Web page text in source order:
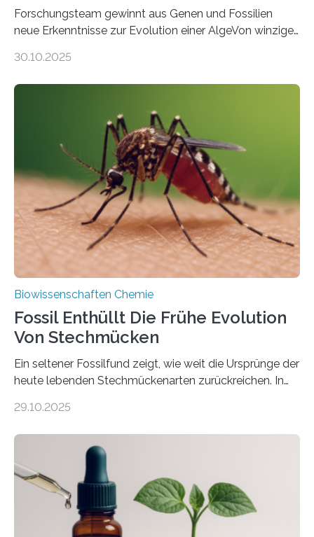
Forschungsteam gewinnt aus Genen und Fossilien
neue Erkenntnisse zur Evolution einer AlgeVon winzigen
Landpflanzen zählen zu den komplexesten
Grünalgen, die vor Hunderten von Millionen Jahren
lebten. Unter den Vorfahren sticht eine Gruppe heraus,
die noch heute in der Natur vorkommt: die
Süßwasseralge Coleochaetophyceae. Einige Arten
dieser Gruppe bilden aus Zellfäden dichte Geflechte
mit scheibenförmiger Gestalt. Was auffällig ist: Die
nächsten…
30.10.2025
Biowissenschaften Chemie
Fossil Enthüllt Die Frühe Evolution
Von Stechmücken
Ein seltener Fossilfund zeigt, wie weit die Ursprünge der
heute lebenden Stechmückenarten zurückreichen. In
Forschende die bisher älteste bekannte Stechmücken-
Region Kachin in Myanmar und hat sich in
ausgezeichnetem Zustand erhalten. Es konnte als neue
Art einer neuen Gattung beschrieben werden und trägt
nun den Namen Cretosabethes primaevus. Dieser erste
fossile Nachweis einer Stechmückenlarve in Bernstein
stellt gleichzeitig den ersten Fossilfund einer
29.10.2025